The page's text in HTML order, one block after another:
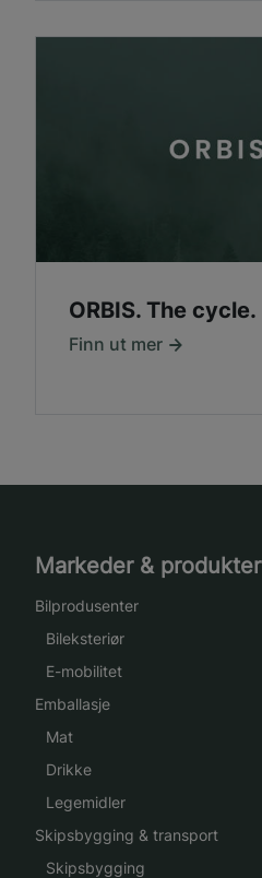
ORBIS. The cycle.
Finn ut mer
Markeder & produkter
Bilprodusenter
Bileksteriør
E-mobilitet
Emballasje
Mat
Drikke
Legemidler
Skipsbygging & transport
Skipsbygging